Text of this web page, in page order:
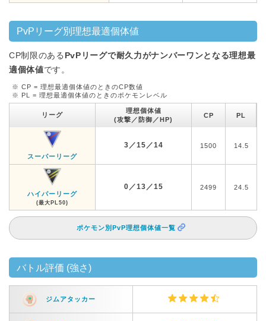
PvPリーグ別理想最適個体値
CP制限のある PvPリーグで耐久力がナンバーワンとなる理想最
適個体値です。
※ CP = 理想最適個体値のときのCP数値
※ PL = 理想最適個体値のときのポケモンレベル
リーグ
理想個体値
(攻撃／防御／HP)
CP PL
スーパーリーグ
3／15／14 1500 14.5
ハイパーリーグ
(最大PL50)
0／13／15 2499 24.5
ポケモン別PvP理想個体値一覧
バトル評価 (強さ)
ジムアタッカー